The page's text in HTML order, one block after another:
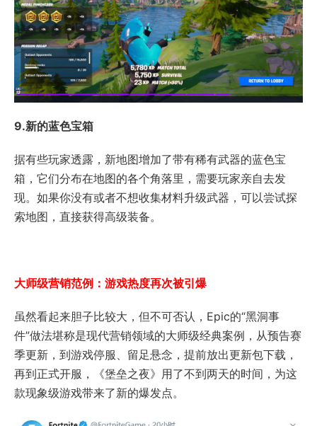
9.新的蓝色宝箱
据有些玩家透露，新地图增加了带有稀有武器的蓝色宝
箱，它们分布在地图的各个角落里，需要玩家亲自去发
现。如果你没有或者不想收集材料升级武器，可以尝试探
索地图，直接获得高级装备。
大师级营销范例：游戏热度再次被引爆
虽然看起来胆子比较大，但不可否认，Epic的“黑洞事
件”做法堪称是现代营销领域的大师级经典案例，从预告赛
季更新，到游戏停服、留足悬念，提前放出更新包下载，
再到正式开服，《堡垒之夜》用了不到两天的时间，为这
款现象级游戏带来了新的爆发点。